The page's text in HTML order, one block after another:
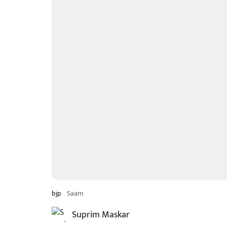
bjp Saam
Suprim Maskar